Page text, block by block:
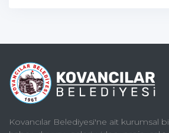
Kovancılar Belediyesi'ne ait kurumsal